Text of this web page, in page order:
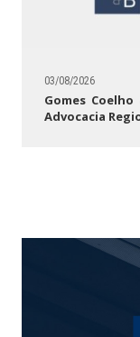
03/08/2026
Gomes
Advocacia